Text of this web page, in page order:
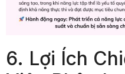
6. Lợi Ích